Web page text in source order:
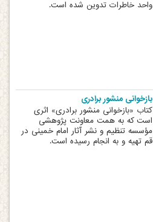
واحد خاطرات تدوین شده است.
بازخوانی منشور برادری
کتاب «بازخوانی منشور برادری» اثری
است که به همت معاونت پژوهشی
مؤسسه تنظیم و نشر آثار امام خمینی در
قم تهیه و به انجام رسیده است.